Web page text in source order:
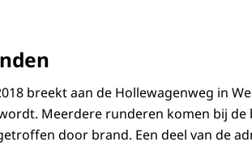
breekt aan de Hollewagenweg in
Meerdere runderen komen bij
door brand. Een deel van de